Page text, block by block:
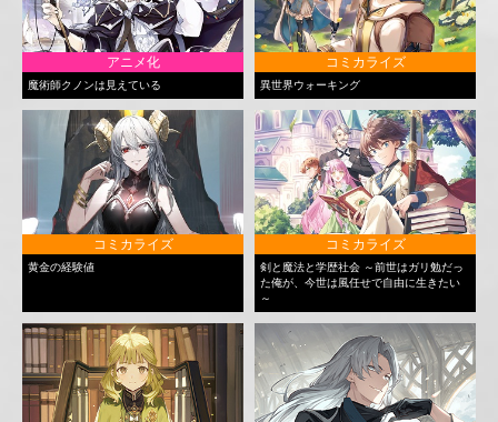
アニメ化
魔術師クノンは見えている
コミカライズ
異世界ウォーキング
コミカライズ
黄金の経験値
コミカライズ
剣と魔法と学歴社会 ～前世はガリ勉だっ
た俺が、今世は風任せで自由に生きたい
～